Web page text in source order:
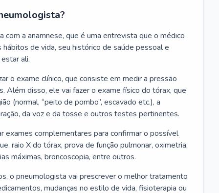
a anamnese, que é uma entrevista que o médico
de vida, seu histórico de saúde pessoal e
ali.
o exame clínico, que consiste em medir a pressão
Além disso, ele vai fazer o exame físico do tórax, que
(normal, “peito de pombo”, escavado etc.), a
da voz e da tosse e outros testes pertinentes.
exames complementares para confirmar o possível
raio X do tórax, prova de função pulmonar, oximetria,
máximas, broncoscopia, entre outros.
o pneumologista vai prescrever o melhor tratamento
mudanças no estilo de vida, fisioterapia ou